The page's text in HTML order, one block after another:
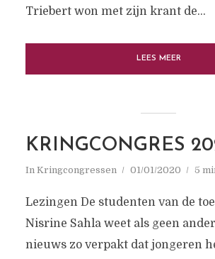
Triebert won met zijn krant de...
LEES MEER
KRINGCONGRES
In Kringcongressen 01/01/2020 5
Lezingen De studenten van de
Nisrine Sahla weet als geen
nieuws zo verpakt dat jongeren